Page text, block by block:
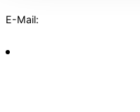
E-Mail: